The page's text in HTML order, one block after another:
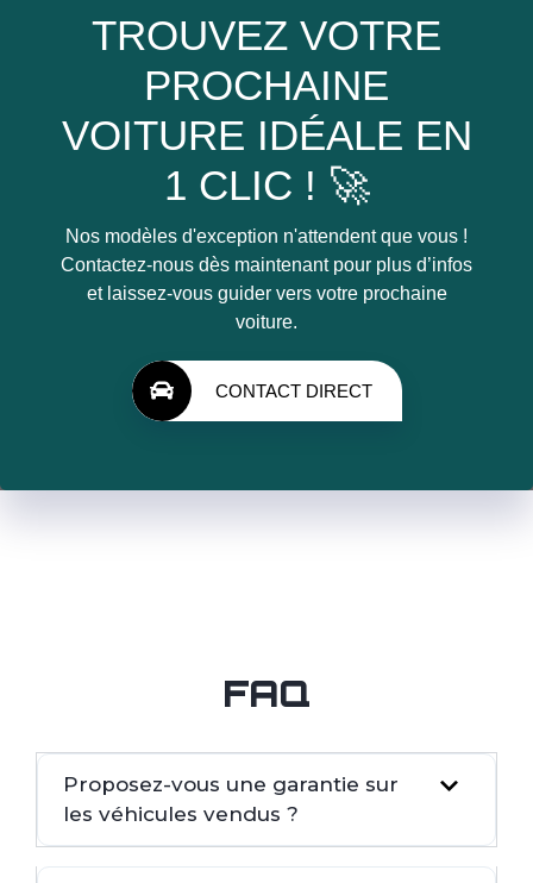
TROUVEZ VOTRE
PROCHAINE
VOITURE IDÉALE EN
1 CLIC ! 🚀
Nos modèles d'exception n'attendent que vous !
Contactez-nous dès maintenant pour plus d’infos
et laissez-vous guider vers votre prochaine
voiture.
CONTACT DIRECT
FAQ
Proposez-vous une garantie sur
les véhicules vendus ?